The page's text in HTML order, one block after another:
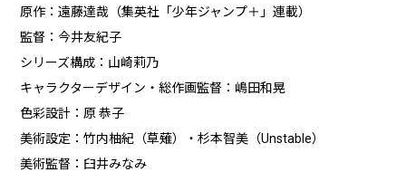
原作：遠藤達哉（集英社「少年ジャンプ＋」連載）
監督：今井友紀子
シリーズ構成：山崎莉乃
キャラクターデザイン・総作画監督：嶋田和晃
色彩設計：原 恭子
美術設定：竹内柚紀（草薙）・杉本智美（Unstable）
美術監督：臼井みなみ